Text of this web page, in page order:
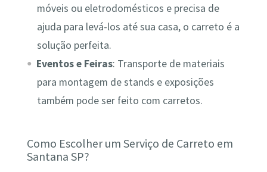
móveis ou eletrodomésticos e precisa de
ajuda para levá-los até sua casa, o carreto é a
solução perfeita.
Eventos e Feiras: Transporte de materiais
para montagem de stands e exposições
também pode ser feito com carretos.
Como Escolher um Serviço de Carreto em
Santana SP?